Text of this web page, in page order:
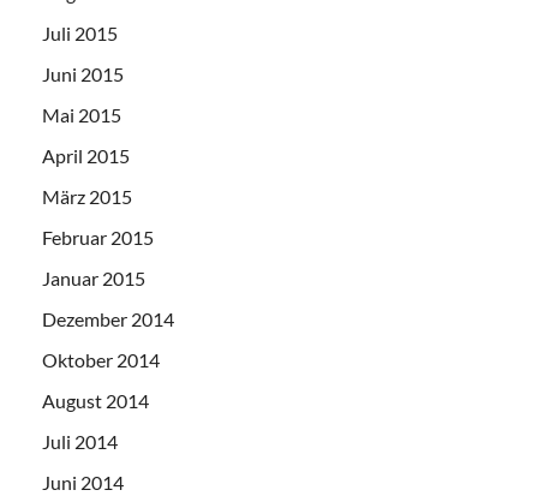
Juli 2015
Juni 2015
Mai 2015
April 2015
März 2015
Februar 2015
Januar 2015
Dezember 2014
Oktober 2014
August 2014
Juli 2014
Juni 2014